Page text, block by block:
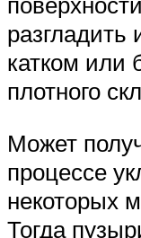
разгладить
катком или
плотного
Может
процессе
некоторых
Тогда